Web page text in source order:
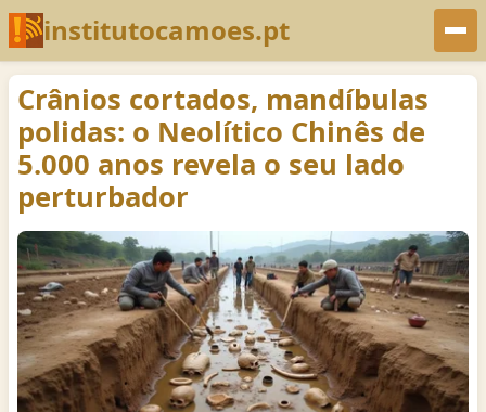
Saltar para o conteúdo
institutocamoes.pt
Crânios cortados, mandíbulas
polidas: o Neolítico Chinês de
5.000 anos revela o seu lado
perturbador